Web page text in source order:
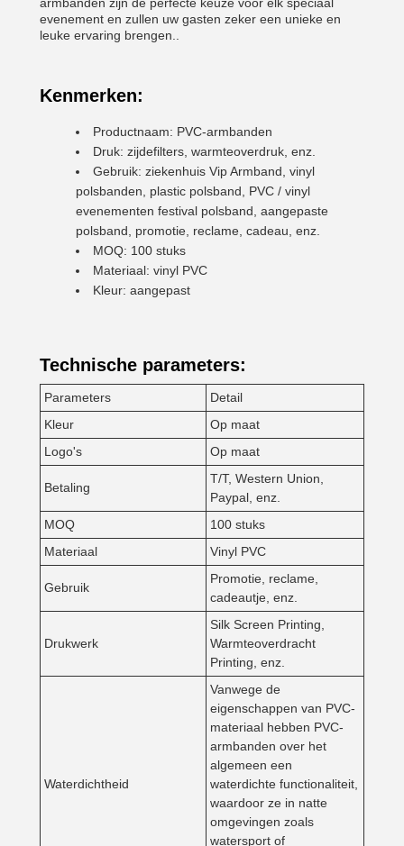
evenement en zullen uw gasten zeker een unieke en
leuke ervaring brengen..
Kenmerken:
Productnaam: PVC-armbanden
Druk: zijdefilters, warmteoverdruk, enz.
Gebruik: ziekenhuis Vip Armband, vinyl
polsbanden, plastic polsband, PVC / vinyl
evenementen festival polsband, aangepaste
polsband, promotie, reclame, cadeau, enz.
MOQ: 100 stuks
Materiaal: vinyl PVC
Kleur: aangepast
Technische parameters:
Parameters
Detail
Kleur
Op maat
Logo's
Op maat
Betaling
T/T, Western Union,
Paypal, enz.
MOQ
100 stuks
Materiaal
Vinyl PVC
Gebruik
Promotie, reclame,
cadeautje, enz.
Drukwerk
Silk Screen Printing,
Warmteoverdracht
Printing, enz.
Waterdichtheid
Vanwege de
eigenschappen van PVC-
materiaal hebben PVC-
armbanden over het
algemeen een
waterdichte functionaliteit,
waardoor ze in natte
omgevingen zoals
watersport of